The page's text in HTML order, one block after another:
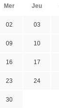
Mer Jeu
02 03
09 10
16 17
23 24
30